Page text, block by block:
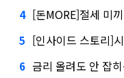
4 [돈MORE]절세 미
5 [인사이드 스토리]시중
6 금리 올려도 안 잡